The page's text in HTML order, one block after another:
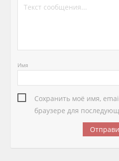
Имя
Сохранить моё имя,
браузере для